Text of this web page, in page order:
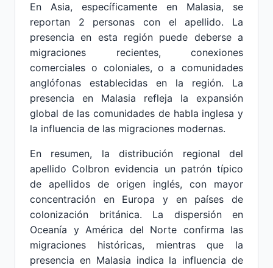
En Asia, específicamente en Malasia, se
reportan 2 personas con el apellido. La
presencia en esta región puede deberse a
migraciones recientes, conexiones
comerciales o coloniales, o a comunidades
anglófonas establecidas en la región. La
presencia en Malasia refleja la expansión
global de las comunidades de habla inglesa y
la influencia de las migraciones modernas.
En resumen, la distribución regional del
apellido Colbron evidencia un patrón típico
de apellidos de origen inglés, con mayor
concentración en Europa y en países de
colonización británica. La dispersión en
Oceanía y América del Norte confirma las
migraciones históricas, mientras que la
presencia en Malasia indica la influencia de